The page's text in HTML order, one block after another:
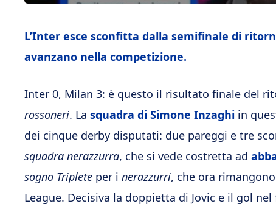
L’Inter esce sconfitta dalla semifinale di
avanzano nella competizione.
Inter 0, Milan 3: è questo il risultato finale del
rossoneri. La squadra di Simone Inzaghi in
dei cinque derby disputati: due pareggi e tre
squadra nerazzurra, che si vede costretta ad
sogno Triplete per i nerazzurri, che ora
League. Decisiva la doppietta di Jovic e il gol